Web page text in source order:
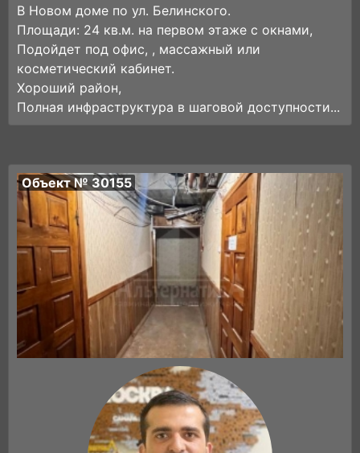
В Новом доме по ул. Белинского.
Площади: 24 кв.м. на первом этаже с окнами,
Подойдет под офис, , массажный или
косметический кабинет.
Хороший район,
Полная инфраструктура в шаговой доступности...
Объект № 30155